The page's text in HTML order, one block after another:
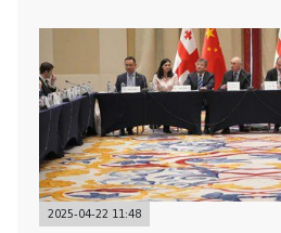
2025-04-22 11:48